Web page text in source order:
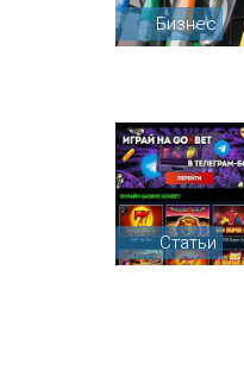
Бизнес
Статьи